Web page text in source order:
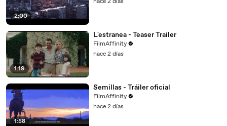
2:00
1:19
L'estranea - Teaser Trailer
FilmAffinity
hace 2 días
1:58
Semillas - Tráiler oficial
FilmAffinity
hace 2 días